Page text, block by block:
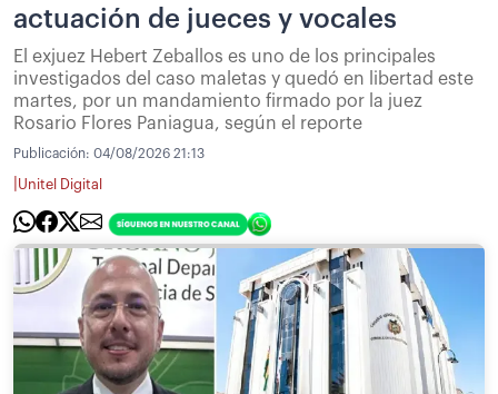
actuación de jueces y vocales
El exjuez Hebert Zeballos es uno de los principales
investigados del caso maletas y quedó en libertad este
martes, por un mandamiento firmado por la juez
Rosario Flores Paniagua, según el reporte
Publicación: 04/08/2026 21:13
Unitel Digital